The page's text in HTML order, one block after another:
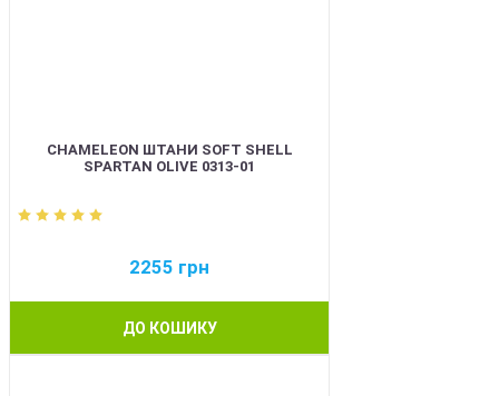
CHAMELEON ШТАНИ SOFT SHELL
SPARTAN OLIVE 0313-01
2255 грн
ДО КОШИКУ